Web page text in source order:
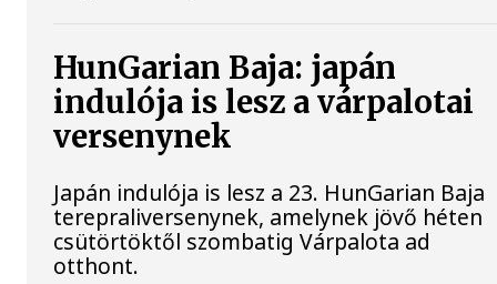
HunGarian Baja: japán
indulója is lesz a várpalotai
versenynek
Japán indulója is lesz a 23. HunGarian Baja
terepraliversenynek, amelynek jövő héten
csütörtöktől szombatig Várpalota ad
otthont.